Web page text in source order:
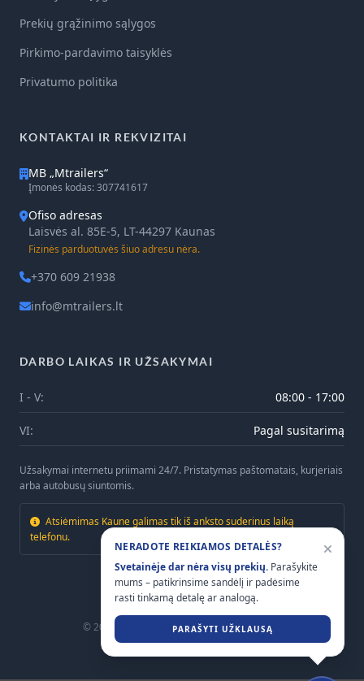
Prekių grąžinimo sąlygos
Pirkimo-pardavimo taisyklės
Privatumo politika
KONTAKTAI IR REKVIZITAI
MB „Mtrailers“
Įmonės kodas: 307741617
Ofiso adresas
Laisvės al. 85E-5, LT-44297 Kaunas
Fizinės parduotuvės šiuo adresu nėra.
+370 609 21938
info@mtrailers.lt
DARBO LAIKAS IR UŽSAKYMAI
I - V: 08:00 - 17:00
VI: Pagal susitarimą
Užsakymai internetu priimami 24/7. Pristatymas paštomatais, kurjeriais
arba autobusų siuntomis.
Atsiėmimas Kaune galimas tik iš anksto suderinus laiką
telefonu.
© 2026 . Visos teisės saugomos.
NERADOTE REIKIAMOS DETALĖS?
Svetainėje dar nėra visų prekių. Parašykite
mums – patikrinsime sandėlį ir padėsime
rasti tinkamą detalę ar analogą.
PARAŠYTI UŽKLAUSĄ